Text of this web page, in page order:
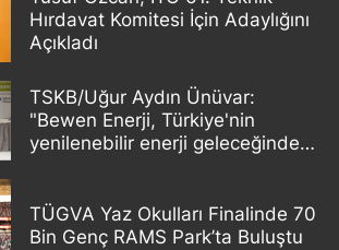
Hırdavat Komitesi İçin Adaylığını
Açıkladı
TSKB/Uğur Aydın Ünüvar:
"Bewen Enerji, Türkiye'nin
yenilenebilir enerji geleceğinde
TÜGVA Yaz Okulları Finalinde 70
Bin Genç RAMS Park’ta Buluştu